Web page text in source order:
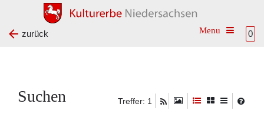
0
Toggle
zurück
Suchen Treffer: 1